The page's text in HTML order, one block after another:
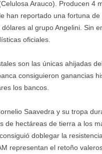
Arauco). Producen 4
han reportado una fortuna
al grupo Angelini. Sin
oficiales.
son las únicas ahijadas
consiguieron ganancias
los bancos.
Saavedra y su tropa
de hectáreas de tierra a los
doblegar la
representan el retoño